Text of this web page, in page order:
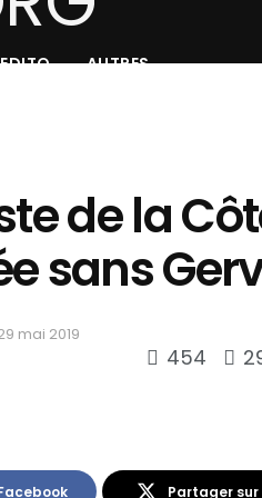
AUTRES
de la
sans
mai 2019
454
Partager